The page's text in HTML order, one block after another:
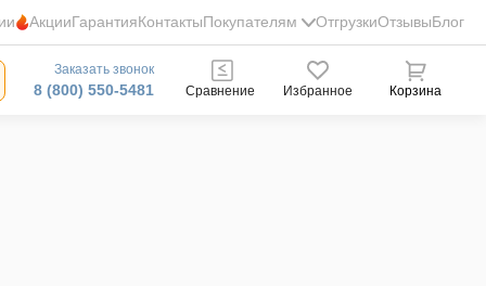
АкцииГарантияКонтактыПокупателям ОтгрузкиОтзывыБлог
Заказать звонок
8 (800) 550-5481 Сравнение Избранное Корзина